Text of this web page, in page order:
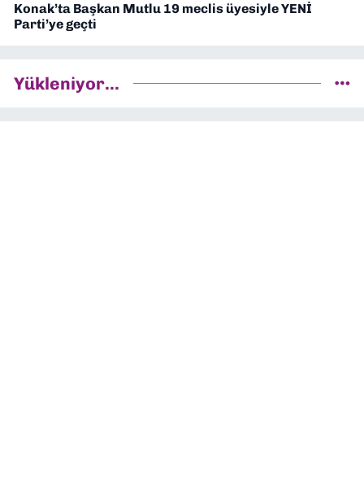
Konak’ta Başkan Mutlu 19 meclis üyesiyle YENİ
Parti’ye geçti
Yükleniyor...